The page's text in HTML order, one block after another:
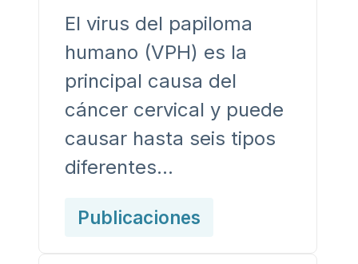
El virus del papiloma
humano (VPH) es la
principal causa del
cáncer cervical y puede
causar hasta seis tipos
diferentes…
Publicaciones